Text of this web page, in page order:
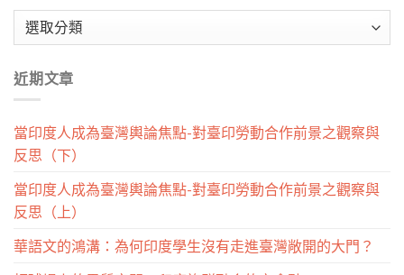
類
近期文章
當印度人成為臺灣輿論焦點-對臺印勞動合作前景之觀察與
反思（下）
當印度人成為臺灣輿論焦點-對臺印勞動合作前景之觀察與
反思（上）
華語文的鴻溝：為何印度學生沒有走進臺灣敞開的大門？